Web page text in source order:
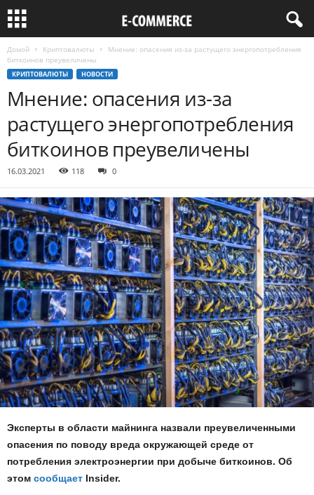
Домой Криптовалюты
Мнение: опасения из-за растущего энергопотребления
биткоинов преувеличены
КРИПТОВАЛЮТЫ НОВОСТИ
Мнение: опасения из-за
растущего энергопотребления
биткоинов преувеличены
16.03.2021 118 0
Эксперты в области майнинга назвали преувеличенными
опасения по поводу вреда окружающей среде от
потребления электроэнергии при добыче биткоинов. Об
этом сообщает Insider.